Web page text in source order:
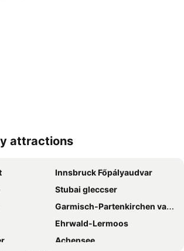
attractions
Innsbruck Főpályaudvar
Stubai gleccser
Garmisch-Partenkirchen vasútállomás
Ehrwald-Lermoos
Achensee